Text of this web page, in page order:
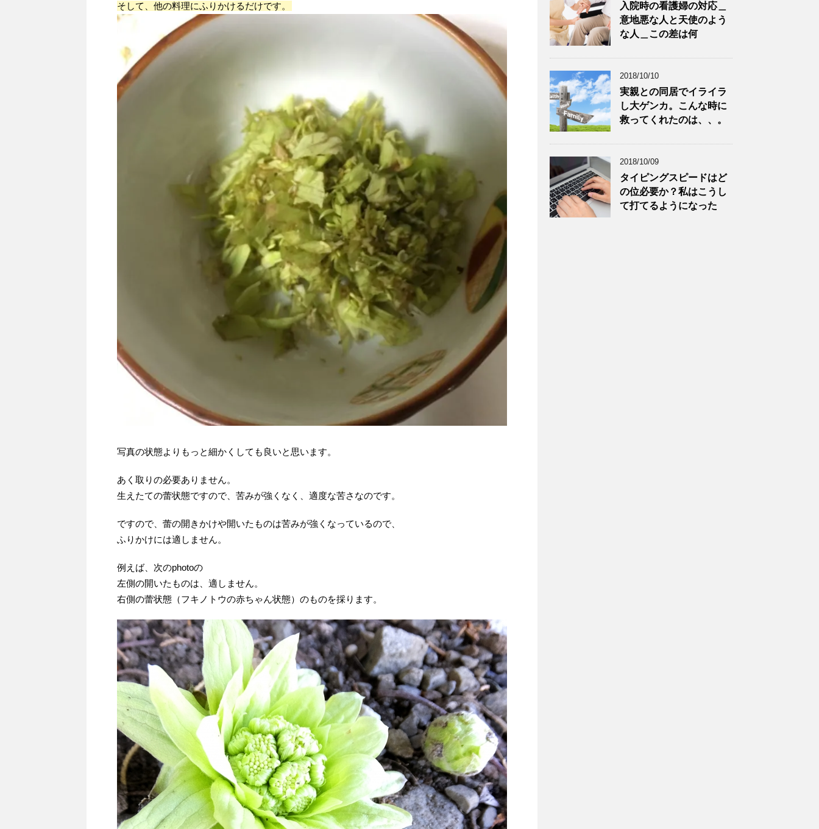
そして、他の料理にふりかけるだけです。
写真の状態よりもっと細かくしても良いと思います。
あく取りの必要ありません。
生えたての蕾状態ですので、苦みが強くなく、適度な苦さなのです。
ですので、蕾の開きかけや開いたものは苦みが強くなっているので、
ふりかけには適しません。
例えば、次のphotoの
左側の開いたものは、適しません。
右側の蕾状態（フキノトウの赤ちゃん状態）のものを採ります。
入院時の看護婦の対応＿
意地悪な人と天使のよう
な人＿この差は何
2018/10/10
実親との同居でイライラ
し大ゲンカ。こんな時に
救ってくれたのは、、。
2018/10/09
タイピングスピードはど
の位必要か？私はこうし
て打てるようになった